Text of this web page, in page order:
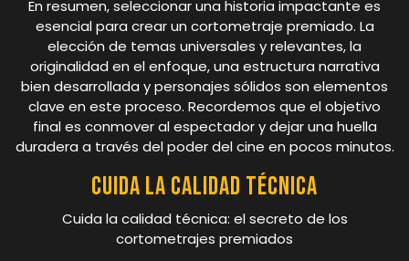
En resumen, seleccionar una historia impactante es
esencial para crear un cortometraje premiado. La
elección de temas universales y relevantes, la
originalidad en el enfoque, una estructura narrativa
bien desarrollada y personajes sólidos son elementos
clave en este proceso. Recordemos que el objetivo
final es conmover al espectador y dejar una huella
duradera a través del poder del cine en pocos minutos.
Cuida la calidad técnica
Cuida la calidad técnica: el secreto de los
cortometrajes premiados